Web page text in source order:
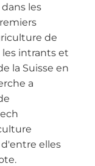
les
de
intrants et
la Suisse en
a
elles